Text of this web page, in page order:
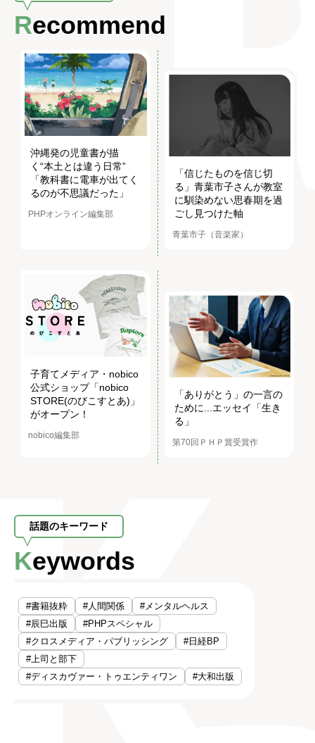
Recommend
沖縄発の児童書が描
く“本土とは違う日常”
「教科書に電車が出てく
るのが不思議だった」
PHPオンライン編集部
「信じたものを信じ切
る」青葉市子さんが教室
に馴染めない思春期を過
ごし見つけた軸
青葉市子（音楽家）
子育てメディア・nobico
公式ショップ「nobico
STORE(のびこすとあ)」
がオープン！
nobico編集部
「ありがとう」の一言の
ために...エッセイ「生き
る」
第70回ＰＨＰ賞受賞作
話題のキーワード
Keywords
#書籍抜粋 #人間関係
#メンタルヘルス
#辰巳出版
#PHPスペシャル
#クロスメディア・パブリッシング
#日経BP
#上司と部下
#ディスカヴァー・トゥエンティワン
#大和出版